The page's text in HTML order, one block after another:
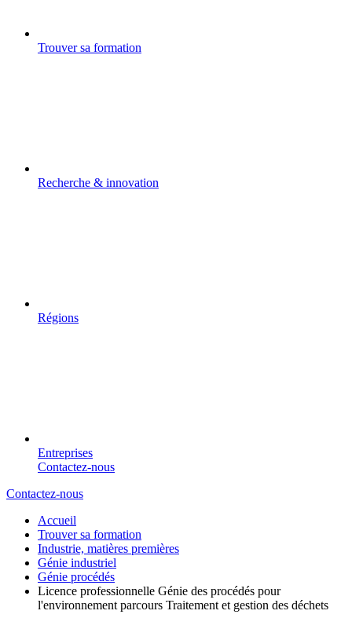
Trouver sa formation
Recherche & innovation
Régions
Entreprises
Contactez-nous
Contactez-nous
Accueil
Trouver sa formation
Industrie, matières premières
Génie industriel
Génie procédés
Licence professionnelle Génie des procédés pour
l'environnement parcours Traitement et gestion des déchets